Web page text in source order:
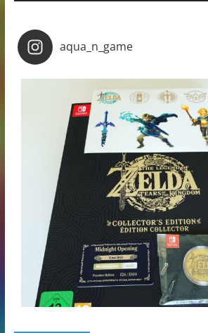
aqua_n_game